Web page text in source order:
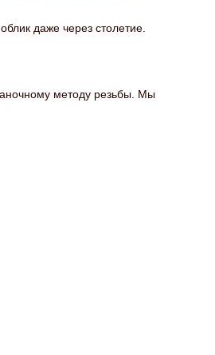
даже через столетие.
методу резьбы. Мы